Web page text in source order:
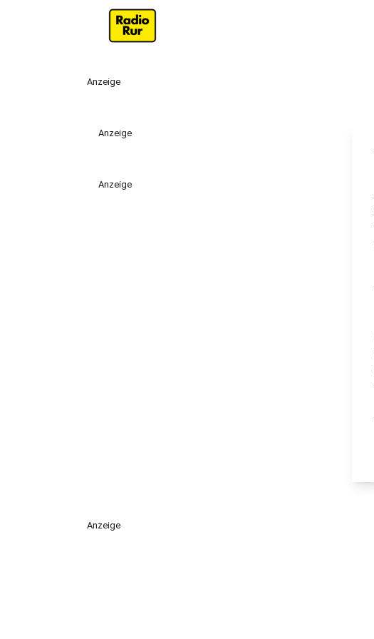
Anzeige
Anzeige
Anzeige
Anzeige